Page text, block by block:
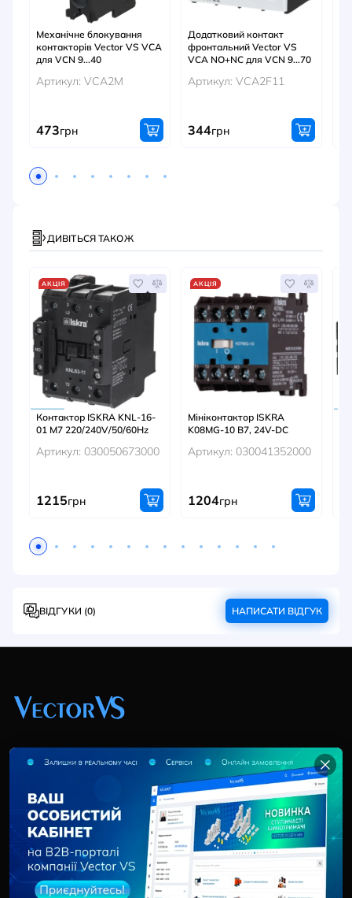
Механічне блокування
контакторів Vector VS VCA
для VCN 9...40
Артикул: VCA2M
473грн
Додатковий контакт
фронтальний Vector VS
VCA NO+NC для VCN 9...70
Артикул: VCA2F11
344грн
ДИВІТЬСЯ ТАКОЖ
АКЦІЯ
Контактор ISKRA KNL-16-
01 M7 220/240V/50/60Hz
Артикул: 030050673000
1215грн
АКЦІЯ
Мініконтактор ISKRA
K08MG-10 B7, 24V-DC
Артикул: 030041352000
1204грн
ВІДГУКИ (0) НАПИСАТИ ВІДГУК
+38 (044) 369 51 57
02095, Україна, м. Київ, вул. Трускавецька, 10-В, оф.
info@vector-vs.com